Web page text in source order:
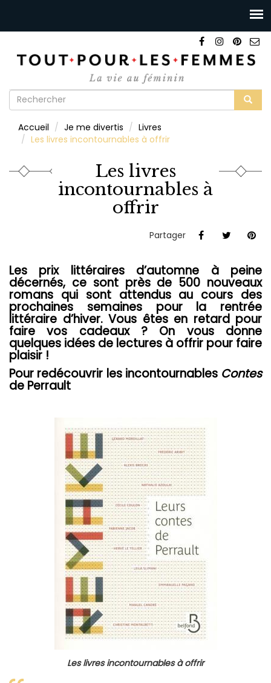
Formulaire
recherche
Accueil Je me divertis
Livres
Les livres incontournables à offrir
Les livres
incontournables à
offrir
Partager
Les prix littéraires d’automne à peine
décernés, ce sont près de 500 nouveaux
romans qui sont attendus au cours des
prochaines semaines pour la rentrée
littéraire d’hiver. Vous êtes en retard pour
faire vos cadeaux ? On vous donne
quelques idées de lectures à offrir pour faire
plaisir !
Pour redécouvrir les incontournables Contes
de Perrault
Les livres incontournables à offrir